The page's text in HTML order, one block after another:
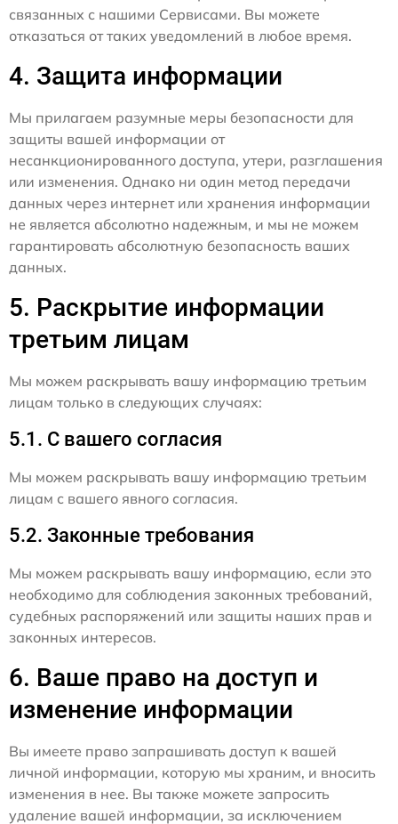
связанных с нашими Сервисами. Вы можете
отказаться от таких уведомлений в любое время.
4. Защита информации
Мы прилагаем разумные меры безопасности для
защиты вашей информации от
несанкционированного доступа, утери, разглашения
или изменения. Однако ни один метод передачи
данных через интернет или хранения информации
не является абсолютно надежным, и мы не можем
гарантировать абсолютную безопасность ваших
данных.
5. Раскрытие информации
третьим лицам
Мы можем раскрывать вашу информацию третьим
лицам только в следующих случаях:
5.1. С вашего согласия
Мы можем раскрывать вашу информацию третьим
лицам с вашего явного согласия.
5.2. Законные требования
Мы можем раскрывать вашу информацию, если это
необходимо для соблюдения законных требований,
судебных распоряжений или защиты наших прав и
законных интересов.
6. Ваше право на доступ и
изменение информации
Вы имеете право запрашивать доступ к вашей
личной информации, которую мы храним, и вносить
изменения в нее. Вы также можете запросить
удаление вашей информации, за исключением